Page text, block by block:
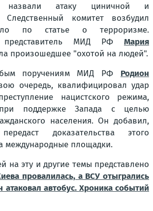
атаку циничной и
Следственный комитет возбудил
по статье о терроризме.
представитель МИД РФ Мария
произошедшее "охотой на людей".
поручениям МИД РФ Родион
очередь, квалифицировал удар
нацистского режима,
поддержке Запада с целью
населения. Он добавил,
доказательства этого
международные площадки.
на эту и другие темы представлено
провалилась, а ВСУ отыгрались
автобус. Хроника событий